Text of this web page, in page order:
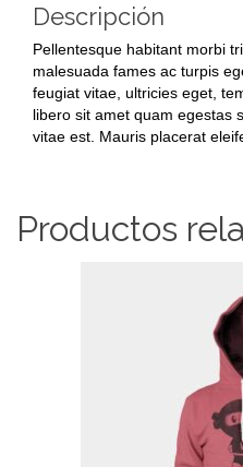
Descripción
Pellentesque habitant morbi
malesuada fames ac turpis
feugiat vitae, ultricies eget,
libero sit amet quam egestas
vitae est. Mauris placerat
Productos